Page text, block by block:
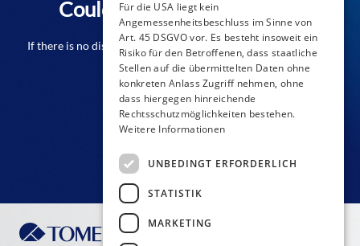
Couldn't find a distributor?
If there is no distributor close to you from the list please don't
hesitate to contact us!
CONTACT FORM
Für die USA liegt kein
Angemessenheitsbeschluss im Sinne von
Art. 45 DSGVO vor. Es besteht insoweit ein
Risiko für den Betroffenen, dass staatliche
Stellen auf die übermittelten Daten ohne
konkreten Anlass Zugriff nehmen, ohne
dass hiergegen hinreichende
Rechtsschutzmöglichkeiten bestehen.
Weitere Informationen
UNBEDINGT ERFORDERLICH
STATISTIK
MARKETING